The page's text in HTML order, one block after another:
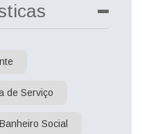
de Serviço
Banheiro Social